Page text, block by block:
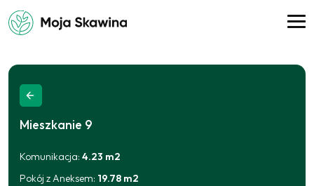
Mieszkanie 9
Komunikacja:4.23 m2
Pokój z Aneksem: 19.78 m2